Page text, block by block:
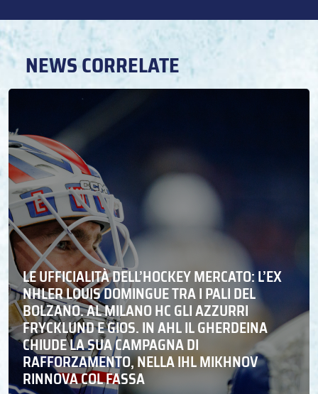
NEWS CORRELATE
LE UFFICIALITÀ DELL’HOCKEY MERCATO: L’EX
NHLER LOUIS DOMINGUE TRA I PALI DEL
BOLZANO. AL MILANO HC GLI AZZURRI
FRYCKLUND E GIOS. IN AHL IL GHERDEINA
CHIUDE LA SUA CAMPAGNA DI
RAFFORZAMENTO, NELLA IHL MIKHNOV
RINNOVA COL FASSA